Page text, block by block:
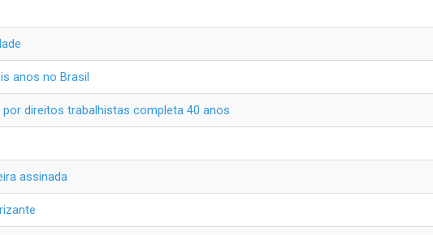
anos no Brasil
direitos trabalhistas completa 40 anos
assinada